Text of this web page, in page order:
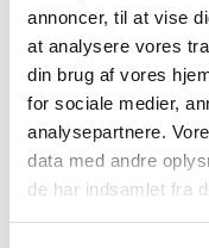
annoncer, til at vise
at analysere vores
din brug af vores
for sociale medier,
analysepartnere.
data med andre
de har indsamlet fra
Medi-Trace™
Defibrillation
|1. september 2015
Forrige